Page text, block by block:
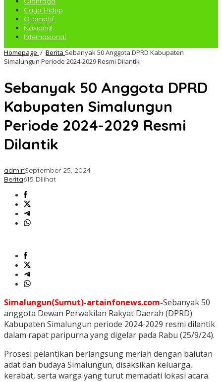
Gaya Hidup
Otomotif
Nasional
Internasional
Homepage / Berita Sebanyak 50 Anggota DPRD Kabupaten
Simalungun Periode 2024-2029 Resmi Dilantik
Sebanyak 50 Anggota DPRD
Kabupaten Simalungun
Periode 2024-2029 Resmi
Dilantik
adminSeptember 25, 2024
Berita615 Dilihat
Simalungun(Sumut)-artainfonews.com-Sebanyak 50
anggota Dewan Perwakilan Rakyat Daerah (DPRD)
Kabupaten Simalungun periode 2024-2029 resmi dilantik
dalam rapat paripurna yang digelar pada Rabu (25/9/24).
Prosesi pelantikan berlangsung meriah dengan balutan
adat dan budaya Simalungun, disaksikan keluarga,
kerabat, serta warga yang turut memadati lokasi acara.